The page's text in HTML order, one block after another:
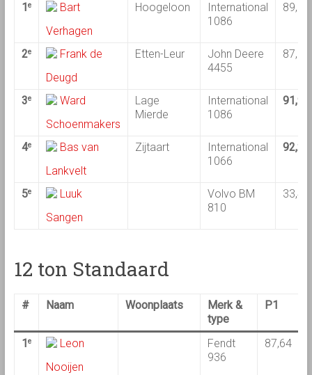
1 e
Bart
Verhagen
Hoogeloon
International
1086
89,69
2e
Frank de
Deugd
Etten-Leur
John Deere
4455
87,28
3e
Ward
Schoenmakers
Lage
Mierde
International
1086
91,91
4e
Bas van
Lankvelt
Zijtaart
International
1066
92,29
5e
Luuk
Sangen
Volvo BM
810
33,44
12 ton Standaard
# Naam Woonplaats
Merk &
type
P1
1 e
Leon
Nooijen
Fendt
936
87,64